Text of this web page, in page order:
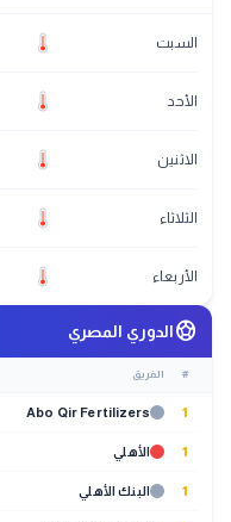
السبت
الأحد
الاثنين
الثلاثاء
الأربعاء
sports_soccerالدوري المصري
# الفريق
1
Abo Qir Fertilizers
1 الأهلي
1 البنك الأهلي